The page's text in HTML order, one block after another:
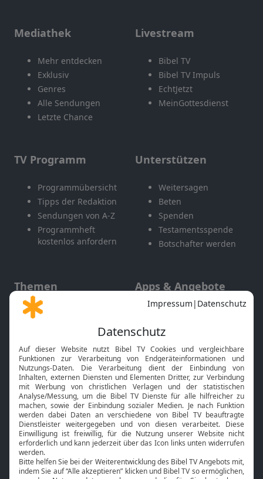
Mediathek
Mehr entdecken
Exklusiv
Genres
Alle Sendungen
Letzte Chance
Livestream
Bibel TV
Bibel TV Impuls
EchtJetzt
MeinGottesdienst
TV Programm
Programmübersicht
Tipps der Redaktion
Sendungen von A-Z
Programmheft
kostenlos anfordern
Unterstützen
Weitersagen
Beten
Spenden
Testamentsspende
Botschafter werden
Themen
Gott und Bibel erklärt
Neuigkeiten
Apps & Angebote
Mobile App
Smart TV
HbbTV
Bibelthek Online-Bibel
Nächster Gottesdienst
Bibel TV
Über uns
Service
Kontakt